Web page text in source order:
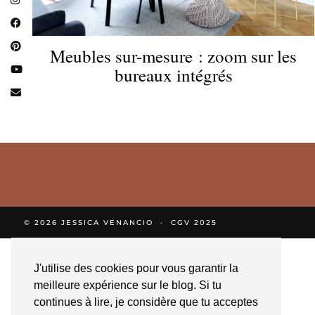
J'utilise des cookies pour vous garantir la
meilleure expérience sur le blog. Si tu
continues à lire, je considère que tu acceptes
Meubles sur-mesure : zoom sur les
bureaux intégrés
© 2026 JESSICA VENANCIO CGV 2025